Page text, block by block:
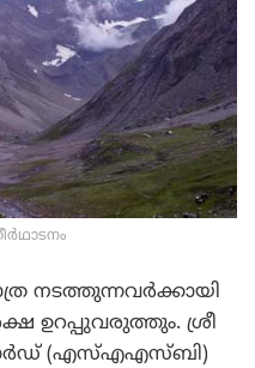
നടത്തുന്നവര്‍ക്കായി
ഉറപ്പുവരുത്തും. ശ്രീ
(എസ്എഎസ്ബി)